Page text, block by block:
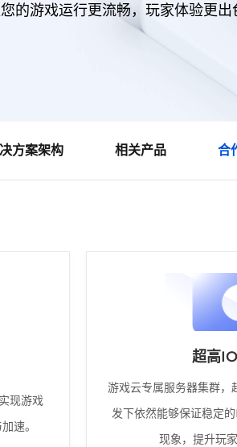
的游戏运行更流畅，玩家体验更出
方案架构 相关产品 合
现游戏
速。
超高
游戏云专属服务器集群
发下依然能够保证稳定
现象，提升玩